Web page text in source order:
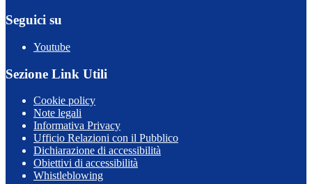
Seguici su
Youtube
Sezione Link Utili
Cookie policy
Note legali
Informativa Privacy
Ufficio Relazioni con il Pubblico
Dichiarazione di accessibilità
Obiettivi di accessibilità
Whistleblowing